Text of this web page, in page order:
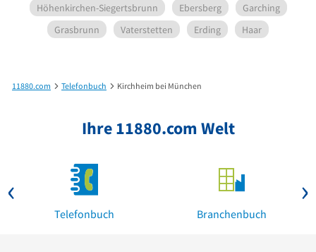
Höhenkirchen-Siegertsbrunn
Ebersberg
Garching
Grasbrunn
Vaterstetten Erding Haar
11880.com Telefonbuch Kirchheim bei München
Ihre 11880.com Welt
Telefonbuch Branchenbuch